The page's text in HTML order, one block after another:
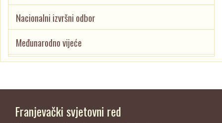
Nacionalni izvršni odbor
Međunarodno vijeće
Franjevački svjetovni red